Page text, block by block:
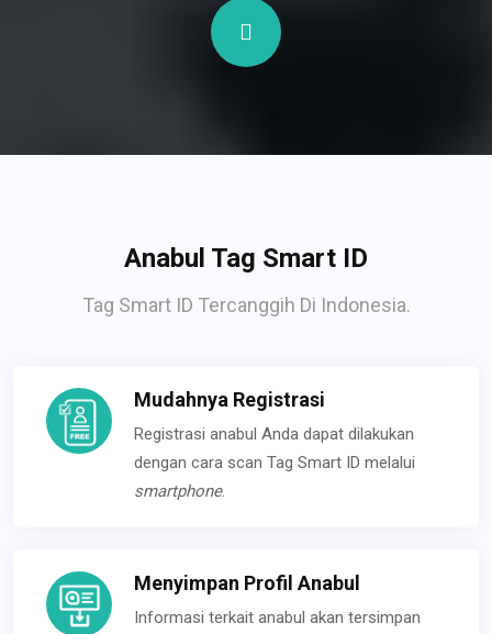
Anabul Tag Smart ID
Tag Smart ID Tercanggih Di Indonesia.
Mudahnya Registrasi
Registrasi anabul Anda dapat dilakukan
dengan cara scan Tag Smart ID melalui
smartphone.
Menyimpan Profil Anabul
Informasi terkait anabul akan tersimpan